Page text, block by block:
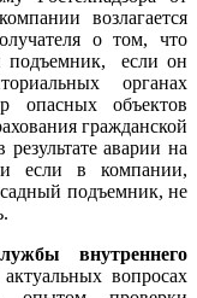
возлагается
о том, что
подъемник, если он
органах
опасных объектов
гражданской
аварии на
и если в компании,
подъемник, не
внутреннего
вопросах